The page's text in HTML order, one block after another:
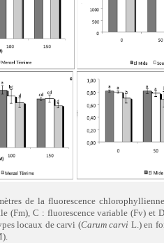
de la fluorescence
(Fm), C : fluorescence variable (Fv) et
locaux de carvi (Carum carvi L.) en